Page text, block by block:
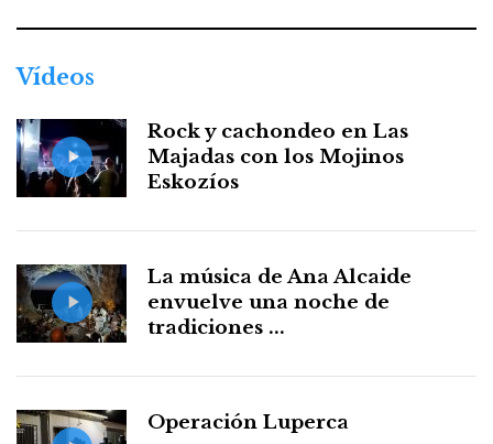
Vídeos
Rock y cachondeo en Las
Majadas con los Mojinos
Eskozíos
La música de Ana Alcaide
envuelve una noche de
tradiciones ...
Operación Luperca